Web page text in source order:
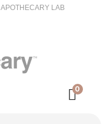
APOTHECARY LAB
0